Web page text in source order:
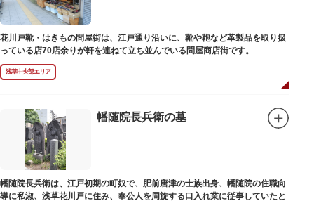
く幸せを招く女性の象徴という事から長年親しまれる縁起物です。
ご祭神としては天日鷲命（あめのひわしのみこと）と日本武尊（やまとたけ
るのみこと）の他、浅草名所七福神のひとつとしても知られ、寿老人が祀ら
れています。
花川戸靴・はきもの問屋街は、江戸通り沿いに、靴や鞄など革製品を取り扱
っている店70店余りが軒を連ねて立ち並んでいる問屋商店街です。
浅草中央部エリア
幡随院長兵衛の墓
幡随院長兵衛は、江戸初期の町奴で、肥前唐津の士族出身、幡随院の住職向
導に私淑、浅草花川戸に住み、奉公人を周旋する口入れ業に従事していたと